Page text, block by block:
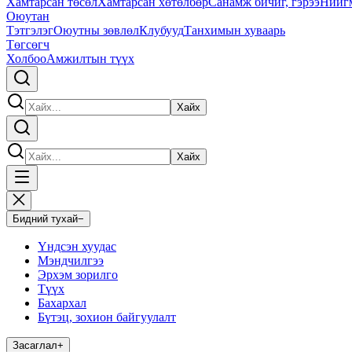
Оюутан
ТэтгэлэгОюутны зөвлөлКлубуудТанхимын хуваарь
Төгсөгч
ХолбооАмжилтын түүх
Хайх
Хайх
Бидний тухай−
Үндсэн хуудас
Мэндчилгээ
Эрхэм зорилго
Түүх
Бахархал
Бүтэц, зохион байгуулалт
Засаглал+